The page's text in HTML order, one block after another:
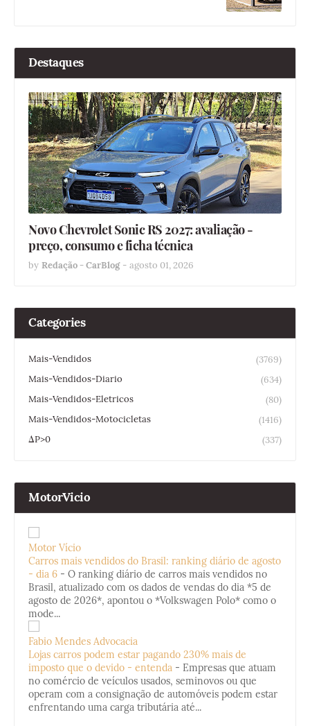
Destaques
Novo Chevrolet Sonic RS 2027: avaliação -
preço, consumo e ficha técnica
by Redação - CarBlog - agosto 01, 2026
Categories
Mais-Vendidos
(3769)
Mais-Vendidos-Diario
(634)
Mais-Vendidos-Eletricos
(80)
Mais-Vendidos-Motocicletas
(1416)
ΔP>0
(337)
MotorVicio
Motor Vício
Carros mais vendidos do Brasil: ranking diário de agosto
- dia 6 - O ranking diário de carros mais vendidos no
Brasil, atualizado com os dados de vendas do dia *5 de
agosto de 2026*, apontou o *Volkswagen Polo* como o
mode...
Fabio Mendes Advocacia
Lojas carros podem estar pagando 230% mais de
imposto que o devido - entenda - Empresas que atuam
no comércio de veículos usados, seminovos ou que
operam com a consignação de automóveis podem estar
enfrentando uma carga tributária até...